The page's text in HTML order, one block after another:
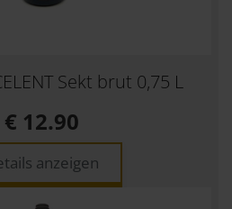
Sekt brut 0,75 L
€ 12.90
anzeigen